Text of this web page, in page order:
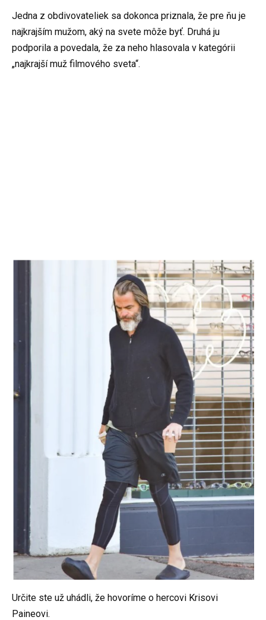
Jedna z obdivovateliek sa dokonca priznala, že pre ňu je
najkrajším mužom, aký na svete môže byť. Druhá ju
podporila a povedala, že za neho hlasovala v kategórii
„najkrajší muž filmového sveta“.
Určite ste už uhádli, že hovoríme o hercovi Krisovi
Paineovi.